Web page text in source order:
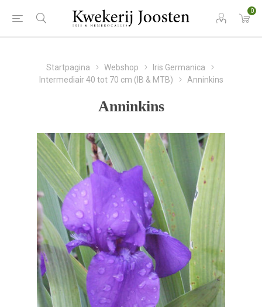
0
Startpagina Webshop
Iris Germanica
Intermediair 40 tot 70 cm (IB & MTB)
Anninkins
Anninkins